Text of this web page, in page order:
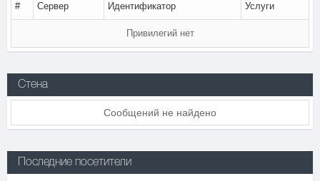
# Сервер Идентификатор Услуги
Привилегий нет
Стена
Сообщений не найдено
Последние посетители